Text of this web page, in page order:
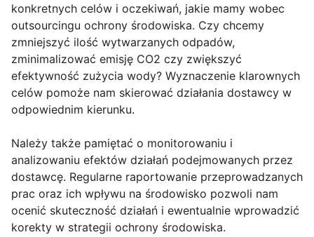
konkretnych celów i oczekiwań, jakie mamy wobec
outsourcingu ochrony środowiska. Czy chcemy
zmniejszyć ilość wytwarzanych odpadów,
zminimalizować emisję CO2 czy zwiększyć
efektywność zużycia wody? Wyznaczenie klarownych
celów pomoże nam skierować działania dostawcy w
odpowiednim kierunku.
Należy także pamiętać o monitorowaniu i
analizowaniu efektów działań podejmowanych przez
dostawcę. Regularne raportowanie przeprowadzanych
prac oraz ich wpływu na środowisko pozwoli nam
ocenić skuteczność działań i ewentualnie wprowadzić
korekty w strategii ochrony środowiska.